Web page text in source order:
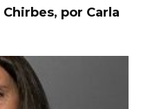
por Carla